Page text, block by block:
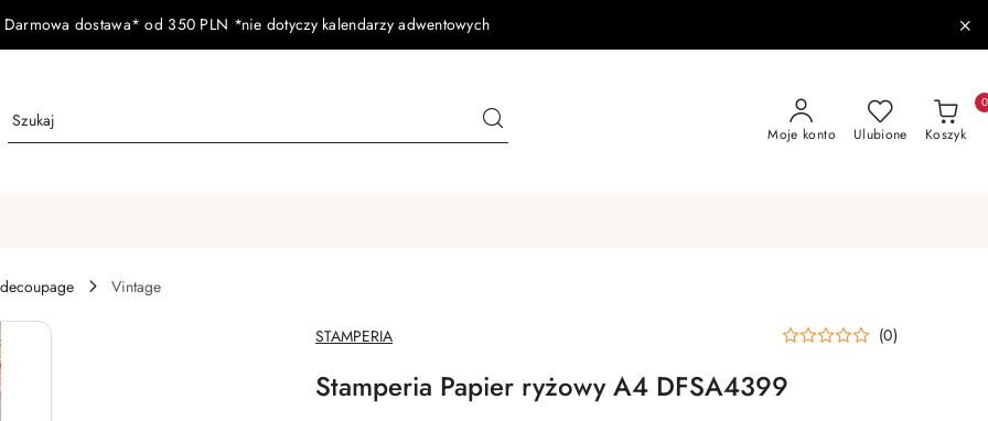
Darmowa dostawa* od 350 PLN *nie dotyczy kalendarzy adwentowych
Moje konto Ulubione Koszyk
0
Vintage
NAZWA
PRODUCENTA:
STAMPERIA (0)
Stamperia Papier ryżowy A4 DFSA4399